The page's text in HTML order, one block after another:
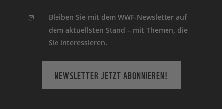
Bleiben Sie mit dem WWF-Newsletter auf
dem aktuellsten Stand – mit Themen, die
Sie interessieren.
NEWSLETTER JETZT ABONNIEREN!